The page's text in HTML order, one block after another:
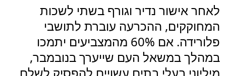
לאחר אישור נדיר וגורף בשתי לשכות
המחוקקים, ההכרעה עוברת לתושבי
פלורידה. אם 60% מהמצביעים יתמכו
במהלך במשאל העם שייערך בנובמבר,